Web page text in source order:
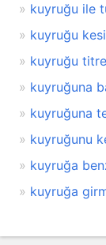
kuyruğu ile
kuyruğu
kuyruğu
kuyruğuna
kuyruğuna
kuyruğunu
kuyruğa
kuyruğa